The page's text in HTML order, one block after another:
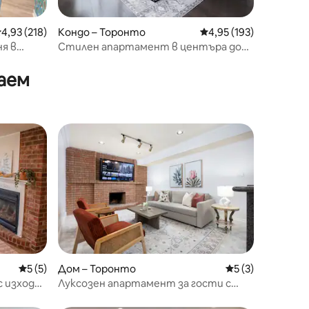
оценка: 4,93 от 5, 218 отзива
4,93 (218)
в
Кондо – Торонто Средна оценка: 4,95
4,95 (193)
Стилен апартамент в центъра до
Средна оценка: 5 от 5, 5 отзива
5 (5)
Дом – Торонто Средна оценка:
5 (3)
Луксозен апартамент за гости с